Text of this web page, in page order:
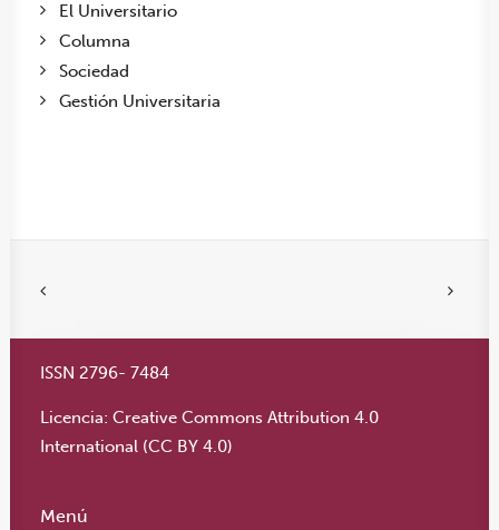
El Universitario
Columna
Sociedad
Gestión Universitaria
ISSN 2796- 7484
Licencia: Creative Commons Attribution 4.0
International (CC BY 4.0)
Menú